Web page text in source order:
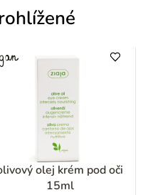
olej krém pod oči
15ml